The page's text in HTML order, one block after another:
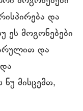
და
ეს მოგონებები
და
მისცემთ,